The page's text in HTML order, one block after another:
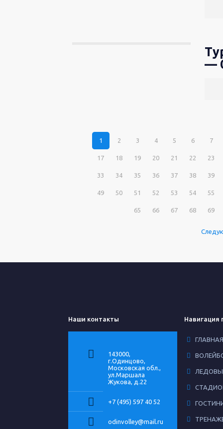
—
1 2 3 4 5 6 7
17 18 19 20 21 22 23
33 34 35 36 37 38 39
49 50 51 52 53 54 55
65 66 67 68 69
Наши контакты
143000,
г.Одинцово,
Московская обл.,
ул.Маршала
Жукова, д.22
+7 (495) 597 40 52
odinvolley@mail.ru
Навигация
ГЛАВНАЯ